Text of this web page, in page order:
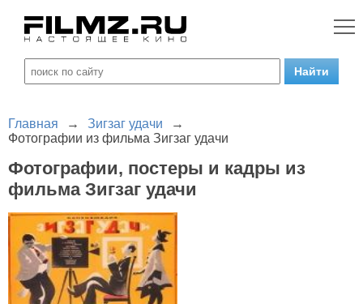
Главная → Зигзаг удачи
→
Фотографии из фильма Зигзаг удачи
Фотографии, постеры и кадры из
фильма Зигзаг удачи